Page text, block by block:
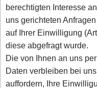
berechtigten Interesse
uns gerichteten
auf Ihrer Einwilligung
diese abgefragt wurde.
Die von Ihnen an uns
Daten verbleiben bei
auffordern, Ihre